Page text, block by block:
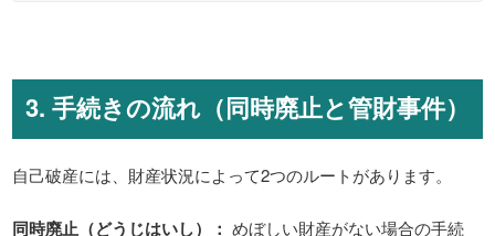
3. 手続きの流れ（同時廃止と管財事件）
自己破産には、財産状況によって2つのルートがあります。
同時廃止（どうじはいし）： めぼしい財産がない場合の手続